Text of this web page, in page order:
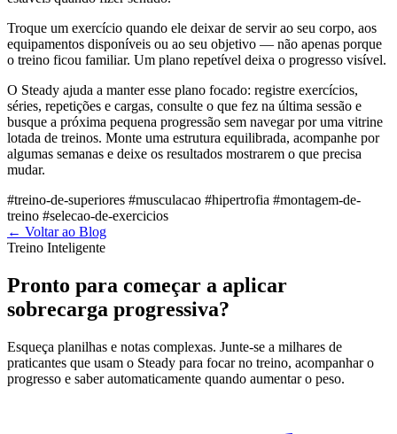
Troque um exercício quando ele deixar de servir ao seu corpo, aos
equipamentos disponíveis ou ao seu objetivo — não apenas porque
o treino ficou familiar. Um plano repetível deixa o progresso visível.
O Steady ajuda a manter esse plano focado: registre exercícios,
séries, repetições e cargas, consulte o que fez na última sessão e
busque a próxima pequena progressão sem navegar por uma vitrine
lotada de treinos. Monte uma estrutura equilibrada, acompanhe por
algumas semanas e deixe os resultados mostrarem o que precisa
mudar.
#treino-de-superiores #musculacao #hipertrofia #montagem-de-
treino #selecao-de-exercicios
← Voltar ao Blog
Treino Inteligente
Pronto para começar a aplicar
sobrecarga progressiva?
Esqueça planilhas e notas complexas. Junte-se a milhares de
praticantes que usam o Steady para focar no treino, acompanhar o
progresso e saber automaticamente quando aumentar o peso.